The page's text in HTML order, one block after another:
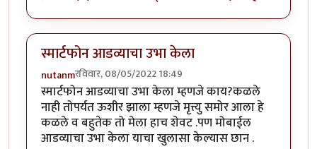
स्मार्टफोन आडव्याचा उभा केला
nutanmरविवार, 08/05/2022 18:49
स्मार्टफोन आडव्याचा उभा केला म्हणजे काय?कळले
नाही तोपर्यत ऊशीर झाला म्हणजे मृत्त्यु समोर आला हे
कळले व बहुतेक तो मेला हाच शेवट .पण मोबाईल
आडव्याचा उभा केला याचा खुलासा केल्यास छान .